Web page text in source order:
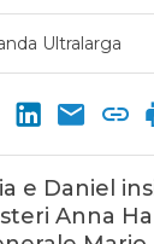
Ultralarga
e Daniel
Anna